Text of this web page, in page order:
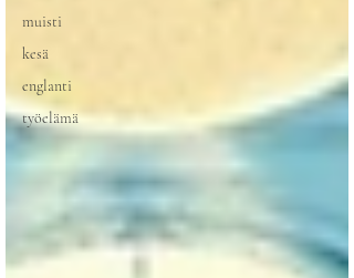
muisti
kesä
englanti
työelämä